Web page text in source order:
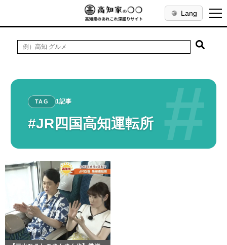
Lang
#
TAG 1記事
#JR四国高知運転所